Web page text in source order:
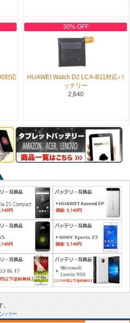
対応
30% OFF
HUAWEI Watch D2 LCA-B11対応バ
ッテリー
2,640
バー